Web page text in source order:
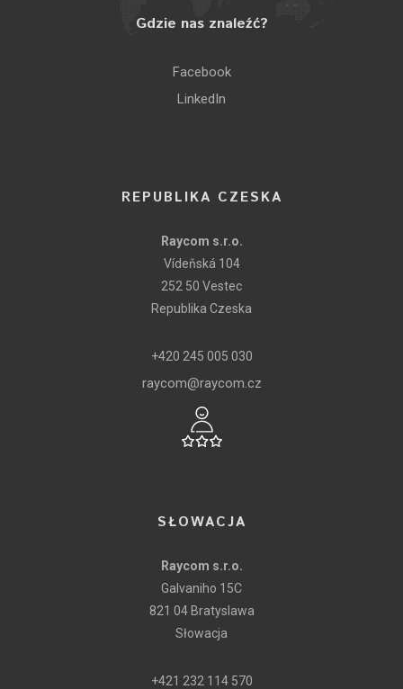
Gdzie nas znaleźć?
Facebook
LinkedIn
REPUBLIKA CZESKA
Raycom s.r.o.
Vídeňská 104
252 50 Vestec
Republika Czeska
+420 245 005 030
raycom@raycom.cz
SŁOWACJA
Raycom s.r.o.
Galvaniho 15C
821 04 Bratyslawa
Słowacja
+421 232 114 570